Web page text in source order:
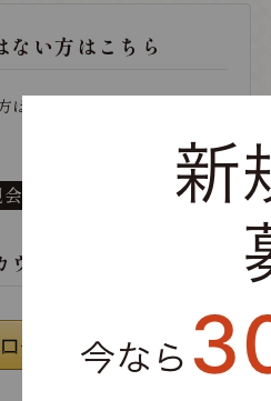
ない方はこちら
は、こちらから登録をお願い
員登録
ウントでログイン